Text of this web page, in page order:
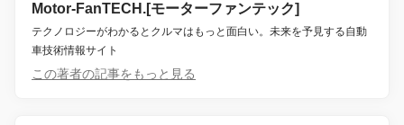
Motor-FanTECH.[モーターファンテック]
テクノロジーがわかるとクルマはもっと面白い。未来を予見する自動
車技術情報サイト
この著者の記事をもっと見る